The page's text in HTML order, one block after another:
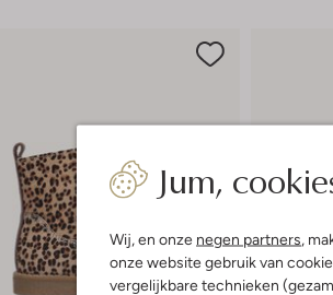
Jum,
Wij, en onze negen partners ,
onze website gebruik van
vergelijkbare technieken